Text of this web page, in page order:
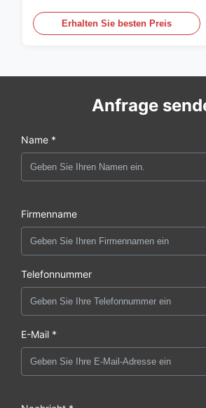
mm und einem Luftvolumen von
120000 m3/h entwickelt.
Erhalten Sie besten Preis
Anfrage
Name *
Firmenname
Telefonnummer
E-Mail *